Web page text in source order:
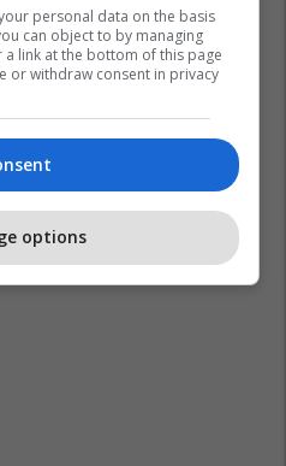
personal data on the basis
can object to by managing
link at the bottom of this page
or withdraw consent in privacy
options